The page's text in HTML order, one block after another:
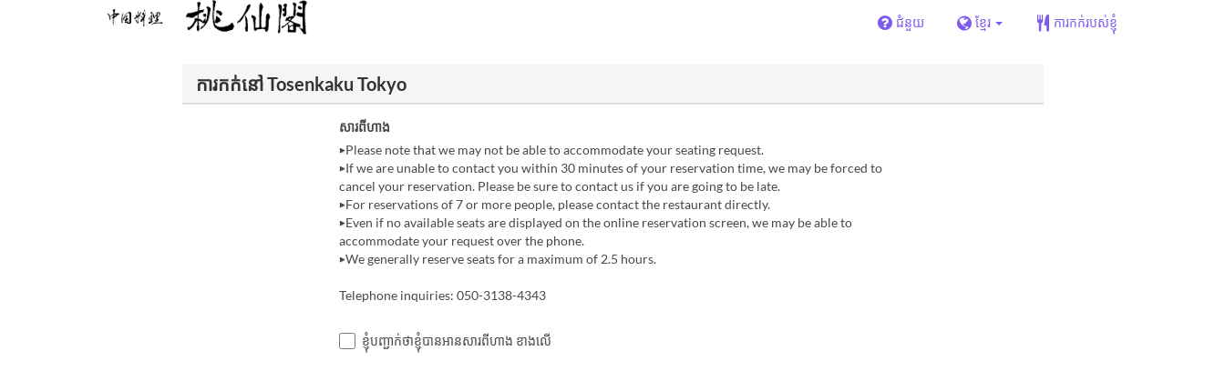
ជំនួយ ខ្មែរ ការកក់របស់ខ្ញុំ
ការកក់នៅ Tosenkaku Tokyo
សារពីហាង
▶Please note that we may not be able to accommodate your seating request.
▶If we are unable to contact you within 30 minutes of your reservation time, we may be forced to
cancel your reservation. Please be sure to contact us if you are going to be late.
▶For reservations of 7 or more people, please contact the restaurant directly.
▶Even if no available seats are displayed on the online reservation screen, we may be able to
accommodate your request over the phone.
▶We generally reserve seats for a maximum of 2.5 hours.
Telephone inquiries: 050-3138-4343
ខ្ញុំបញ្ជាក់ថាខ្ញុំបានអានសារពីហាង ខាងលើ